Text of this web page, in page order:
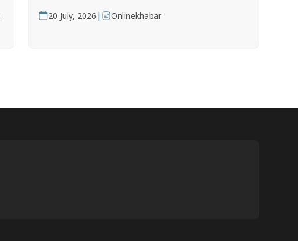
20 July, 2026 | Onlinekhabar